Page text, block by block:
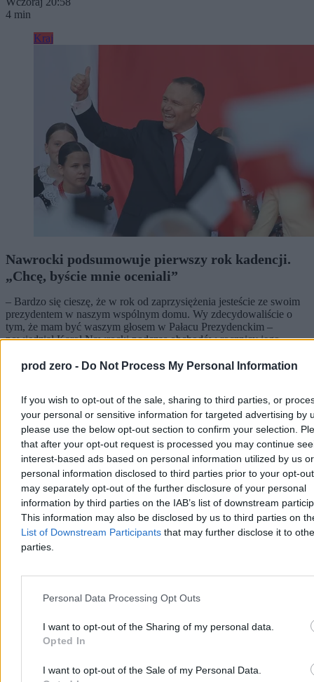
prod zero - Do Not Process My Personal Information
If you wish to opt-out of the sale, sharing to third parties, or
your personal or sensitive information for targeted advertising by
please use the below opt-out section to confirm your selection.
that after your opt-out request is processed you may continue
interest-based ads based on personal information utilized by us or
personal information disclosed to third parties prior to your opt-
may separately opt-out of the further disclosure of your personal
information by third parties on the IAB’s list of downstream
This information may also be disclosed by us to third parties on
List of Downstream Participants that may further disclose it to
parties.
Personal Data Processing Opt Outs
I want to opt-out of the Sharing of my personal data.
Opted In
I want to opt-out of the Sale of my Personal Data.
4 min
Kraj
Nawrocki podsumowuje pierwszy rok kadencji.
„Chcę, byście mnie oceniali”
– Bardzo się cieszę, że w rok od zaprzysiężenia jesteście ze swoim
prezydentem w naszym wspólnym domu. Wy zdecydowaliście o
tym, że mam być waszym głosem w Pałacu Prezydenckim –
powiedział Karol Nawrocki podczas obchodów rocznicy jego
zapowiedział, że w ciągu kilku miesięcy będzie przedstawiona
Paweł Żurek
Wczoraj 18:56
6 min
Reklama
Reklama
Kraj